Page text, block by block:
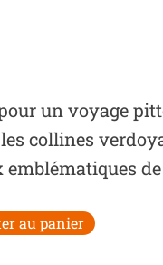
un voyage
les collines
emblématiques
au panier